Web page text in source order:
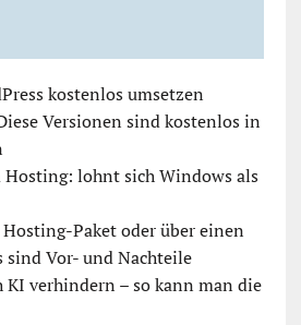
kostenlos umsetzen
Versionen sind kostenlos in
lohnt sich Windows als
Paket oder über einen
sind Vor- und Nachteile
verhindern – so kann man die